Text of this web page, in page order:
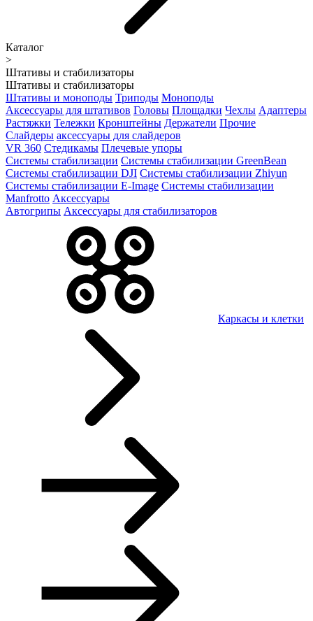
Каталог
>
Штативы и стабилизаторы
Штативы и стабилизаторы
Штативы и моноподы Триподы Моноподы
Аксессуары для штативов Головы Площадки Чехлы Адаптеры
Растяжки Тележки Кронштейны Держатели Прочие
Слайдеры аксессуары для слайдеров
VR 360 Стедикамы Плечевые упоры
Системы стабилизации Системы стабилизации GreenBean
Системы стабилизации DJI Системы стабилизации Zhiyun
Системы стабилизации E-Image Системы стабилизации
Manfrotto Аксессуары
Автогрипы Аксессуары для стабилизаторов
Каркасы и клетки